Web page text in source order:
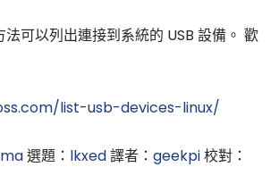
可以列出連接到系統的 USB 設備。 歡
list-usb-devices-linux/
選題： lkxed譯者： geekpi校對：